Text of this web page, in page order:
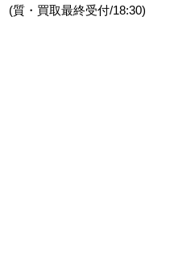
(質・買取最終受付/18:30)